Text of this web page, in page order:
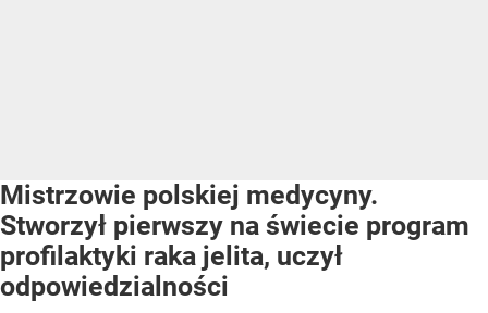
Mistrzowie polskiej medycyny.
Stworzył pierwszy na świecie program
profilaktyki raka jelita, uczył
odpowiedzialności